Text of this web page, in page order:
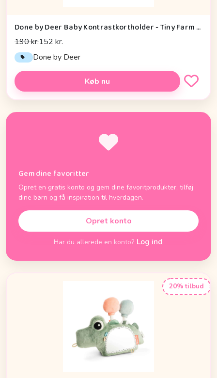
Done by Deer Baby Kontrastkortholder - Tiny Farm - Grøn
190 kr.152 kr.
Done by Deer
Køb nu
Gem dine favoritter
Opret en gratis konto og gem dine favoritprodukter, tilføj
dine børn og få inspiration til hverdagen.
Opret konto
Har du allerede en konto? Log ind
20% tilbud